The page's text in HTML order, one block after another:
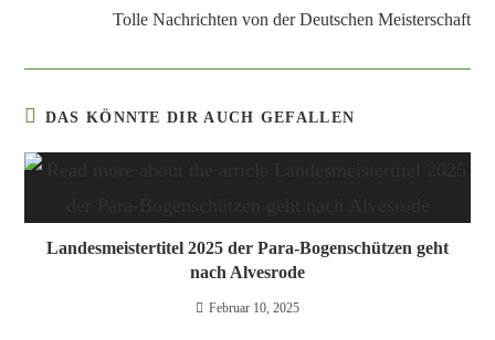
Tolle Nachrichten von der Deutschen Meisterschaft
DAS KÖNNTE DIR AUCH GEFALLEN
Landesmeistertitel 2025 der Para-Bogenschützen geht
nach Alvesrode
Februar 10, 2025